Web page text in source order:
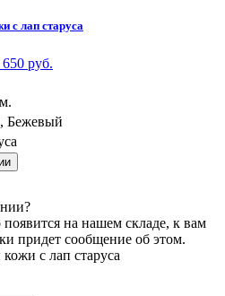
с лап старуса
руб.
Бежевый
появится на нашем складе, к вам
придет сообщение об этом.
с лап старуса